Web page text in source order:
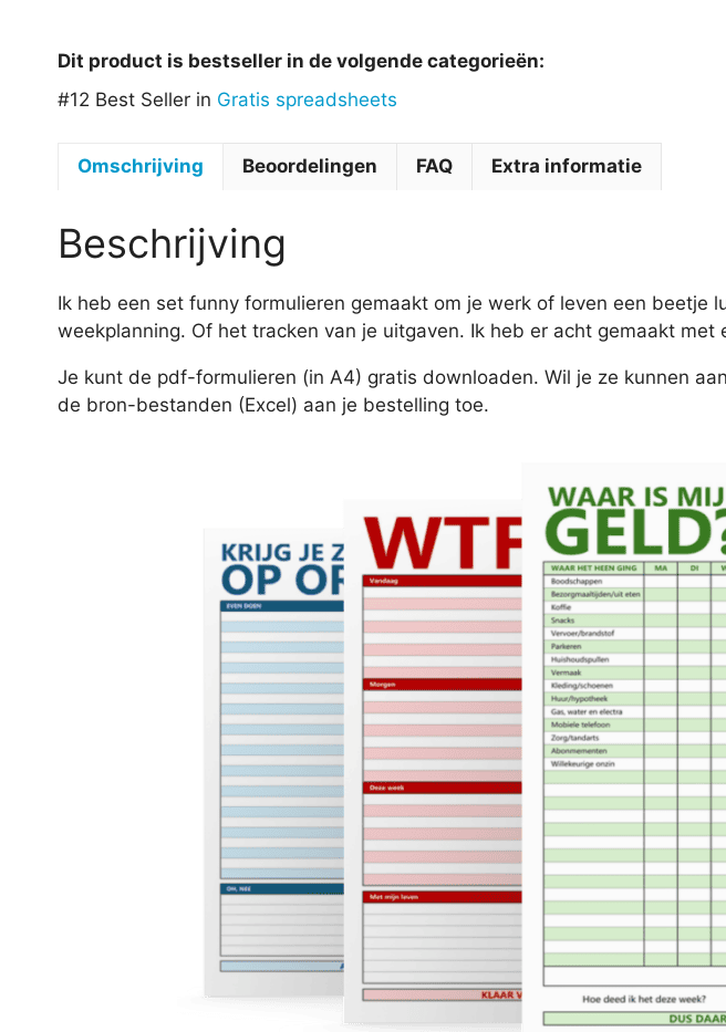
Dit product is bestseller in de volgende categorieën:
#12 Best Seller in Gratis spreadsheets
Omschrijving Beoordelingen FAQ Extra informatie
Beschrijving
Ik heb een set funny formulieren gemaakt om je werk of leven een beetje
weekplanning. Of het tracken van je uitgaven. Ik heb er acht gemaakt met
Je kunt de pdf-formulieren (in A4) gratis downloaden. Wil je ze kunnen
de bron-bestanden (Excel) aan je bestelling toe.